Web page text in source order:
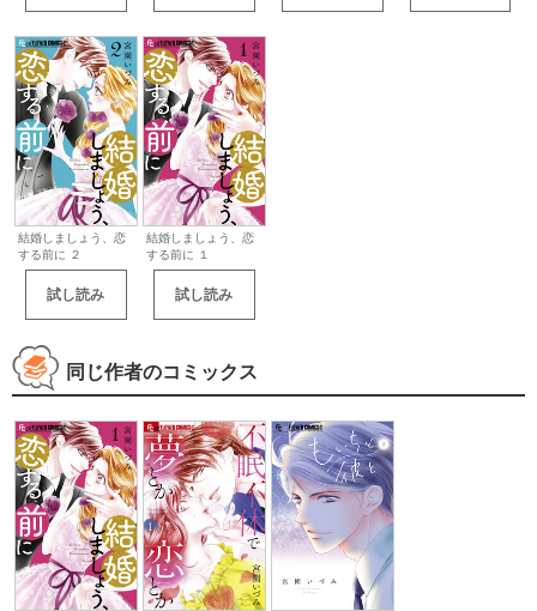
結婚しましょう、恋
する前に ２
試し読み
結婚しましょう、恋
する前に １
試し読み
同じ作者のコミックス